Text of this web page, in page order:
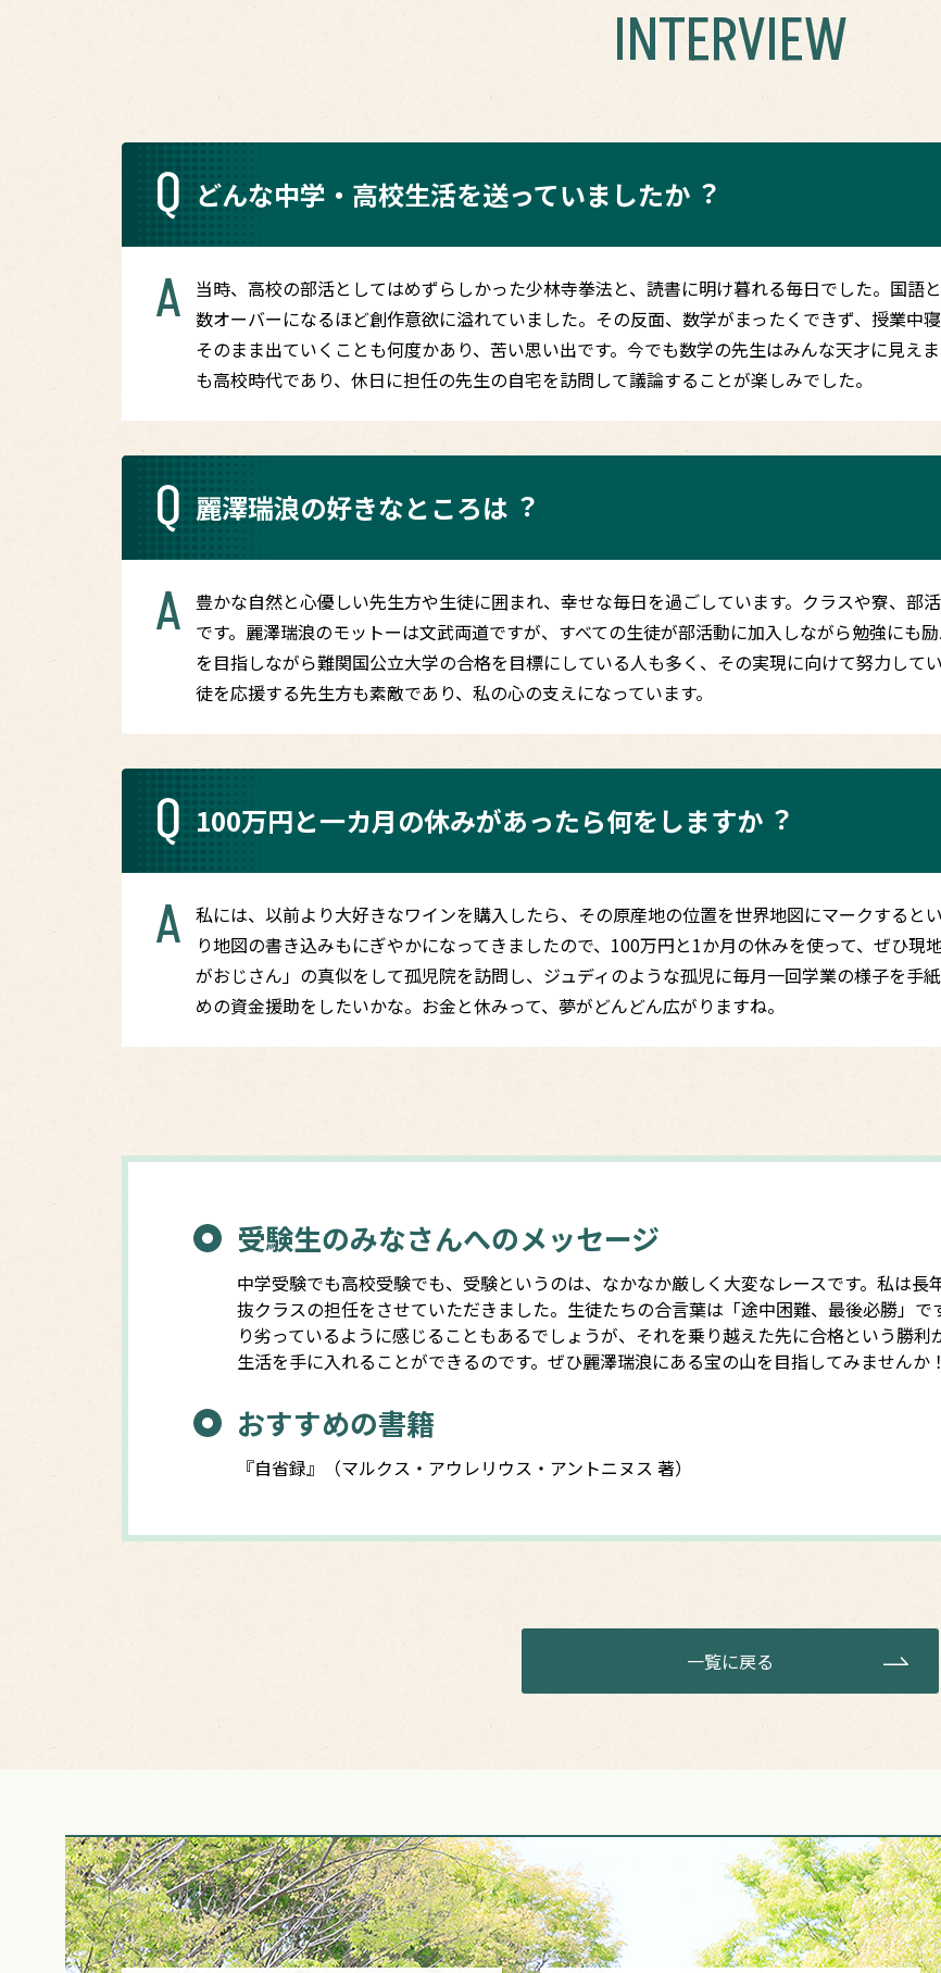
INTERVIEW
Q どんな中学・高校生活を送っていましたか︖
A
当時、高校の部活としてはめずらしかった少林寺拳法と、読書に明け暮れる毎日でした。国語
数オーバーになるほど創作意欲に溢れていました。その反面、数学がまったくできず、授業中
そのまま出ていくことも何度かあり、苦い思い出です。今でも数学の先生はみんな天才に見え
も高校時代であり、休日に担任の先生の自宅を訪問して議論することが楽しみでした。
Q 麗澤瑞浪の好きなところは︖
A
豊かな自然と心優しい先生方や生徒に囲まれ、幸せな毎日を過ごしています。クラスや寮、部
です。麗澤瑞浪のモットーは文武両道ですが、すべての生徒が部活動に加入しながら勉強にも
を目指しながら難関国公立大学の合格を目標にしている人も多く、その実現に向けて努力して
徒を応援する先生方も素敵であり、私の心の支えになっています。
Q 100万円と一カ月の休みがあったら何をしますか︖
A 私には、以前より大好きなワインを購入したら、その原産地の位置を世界地図にマークすると
り地図の書き込みもにぎやかになってきましたので、100万円と1か月の休みを使って、ぜひ現
がおじさん」の真似をして孤児院を訪問し、ジュディのような孤児に毎月一回学業の様子を手
めの資金援助をしたいかな。お金と休みって、夢がどんどん広がりますね。
受験生のみなさんへのメッセージ
中学受験でも高校受験でも、受験というのは、なかなか厳しく大変なレースです。私は
抜クラスの担任をさせていただきました。生徒たちの合言葉は「途中困難、最後必勝」で
り劣っているように感じることもあるでしょうが、それを乗り越えた先に合格という勝
生活を手に入れることができるのです。ぜひ麗澤瑞浪にある宝の山を目指してみませんか！
おすすめの書籍
『自省録』（マルクス・アウレリウス・アントニヌス 著）
一覧に戻る